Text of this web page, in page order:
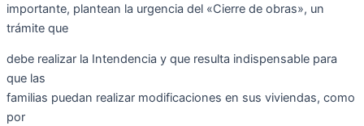
importante, plantean la urgencia del «Cierre de obras», un
trámite que
debe realizar la Intendencia y que resulta indispensable para
que las
familias puedan realizar modificaciones en sus viviendas, como
por